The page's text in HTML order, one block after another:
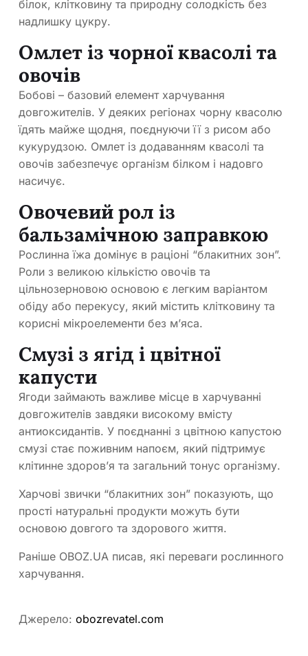
білок, клітковину та природну солодкість без
надлишку цукру.
Омлет із чорної квасолі та
овочів
Бобові – базовий елемент харчування
довгожителів. У деяких регіонах чорну квасолю
їдять майже щодня, поєднуючи її з рисом або
кукурудзою. Омлет із додаванням квасолі та
овочів забезпечує організм білком і надовго
насичує.
Овочевий рол із
бальзамічною заправкою
Рослинна їжа домінує в раціоні “блакитних зон”.
Роли з великою кількістю овочів та
цільнозерновою основою є легким варіантом
обіду або перекусу, який містить клітковину та
корисні мікроелементи без м’яса.
Смузі з ягід і цвітної
капусти
Ягоди займають важливе місце в харчуванні
довгожителів завдяки високому вмісту
антиоксидантів. У поєднанні з цвітною капустою
смузі стає поживним напоєм, який підтримує
клітинне здоров’я та загальний тонус організму.
Харчові звички “блакитних зон” показують, що
прості натуральні продукти можуть бути
основою довгого та здорового життя.
Раніше OBOZ.UA писав, які переваги рослинного
харчування.
Джерело: obozrevatel.com